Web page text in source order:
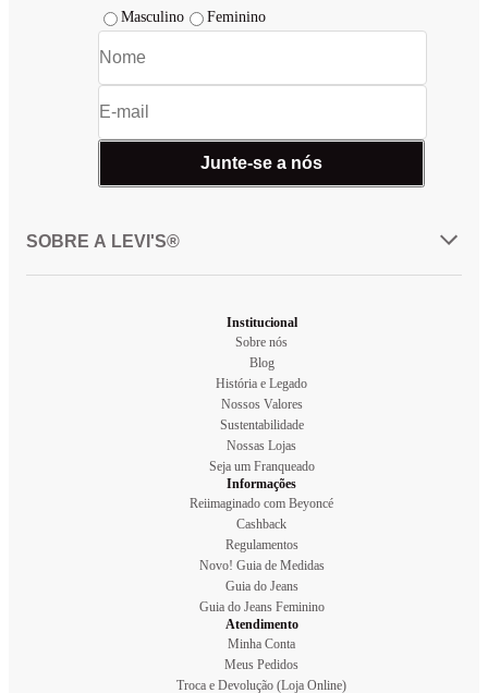
Masculino Feminino
Junte-se a nós
SOBRE A LEVI'S®
Institucional
Sobre nós
Blog
História e Legado
Nossos Valores
Sustentabilidade
Nossas Lojas
Seja um Franqueado
Informações
Reiimaginado com Beyoncé
Cashback
Regulamentos
Novo! Guia de Medidas
Guia do Jeans
Guia do Jeans Feminino
Atendimento
Minha Conta
Meus Pedidos
Troca e Devolução (Loja Online)